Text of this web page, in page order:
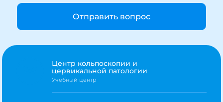
Отправить вопрос
Центр кольпоскопии и
цервикальной патологии
Учебный центр